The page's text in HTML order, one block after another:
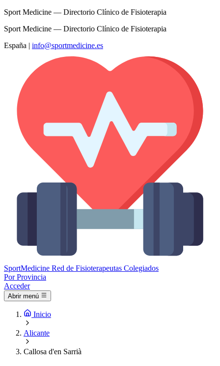
Sport Medicine — Directorio Clínico de Fisioterapia
Sport Medicine — Directorio Clínico de Fisioterapia
España | info@sportmedicine.es
SportMedicine Red de Fisioterapeutas Colegiados
Por Provincia
Acceder
Abrir menú
Inicio
Alicante
Callosa d'en Sarrià